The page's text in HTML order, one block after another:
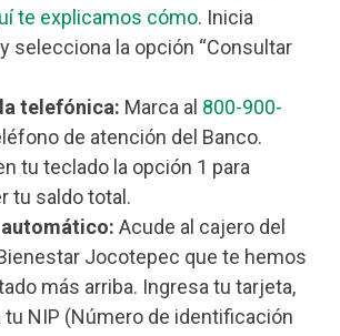
te explicamos cómo. Inicia
selecciona la opción “Consultar
telefónica: Marca al 800-900-
de atención del Banco.
tu teclado la opción 1 para
tu saldo total.
Acude al cajero del
Jocotepec que te hemos
más arriba. Ingresa tu tarjeta,
tu NIP (Número de identificación